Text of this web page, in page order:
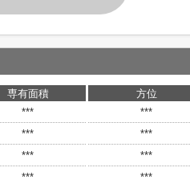
専有面積 方位
*** ***
*** ***
*** ***
*** ***